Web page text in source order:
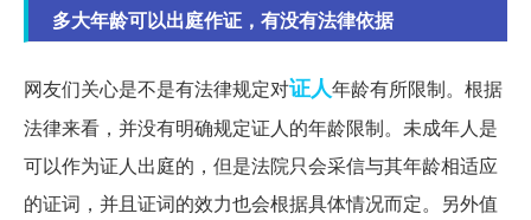
多大年龄可以出庭作证，有没有法律依据
网友们关心是不是有法律规定对证人年龄有所限制。根据
法律来看，并没有明确规定证人的年龄限制。未成年人是
可以作为证人出庭的，但是法院只会采信与其年龄相适应
的证词，并且证词的效力也会根据具体情况而定。另外值